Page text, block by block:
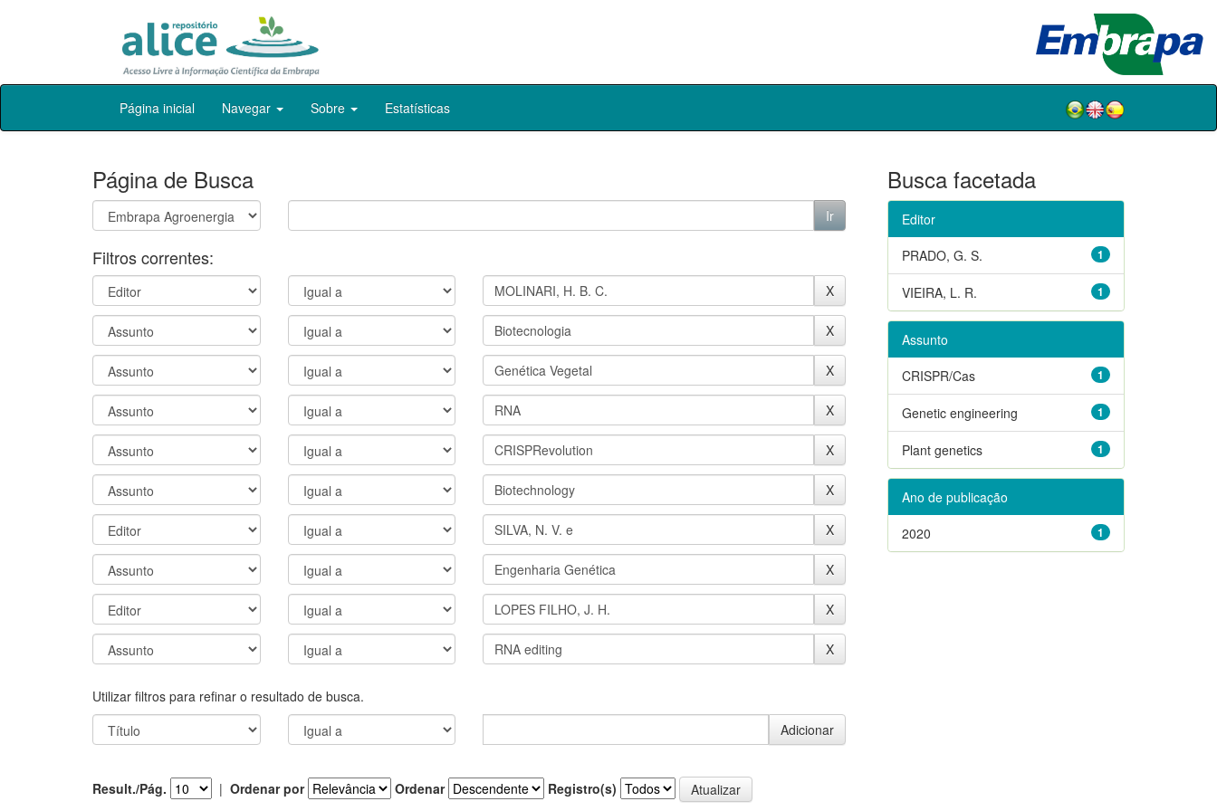
Skip
Página inicial Navegar Sobre Estatísticas
Página de Busca
Filtros correntes:
Utilizar filtros para refinar o resultado de busca.
Result./Pág. | Ordenar por Ordenar Registro(s)
Busca facetada
Editor
1
PRADO, G. S.
1
VIEIRA, L. R.
Assunto
1
CRISPR/Cas
1
Genetic engineering
1
Plant genetics
Ano de publicação
1
2020